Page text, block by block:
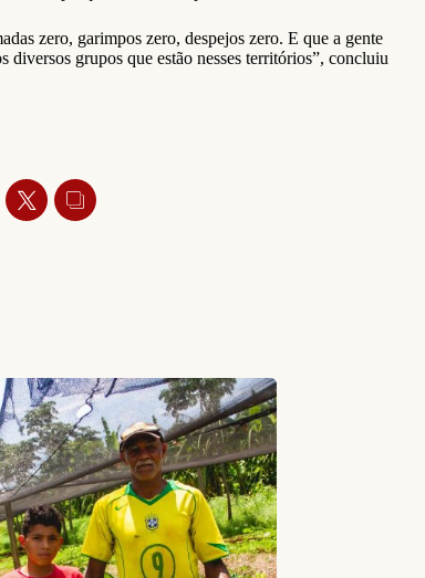
zero, garimpos zero, despejos zero. E que a gente
grupos que estão nesses territórios”, concluiu